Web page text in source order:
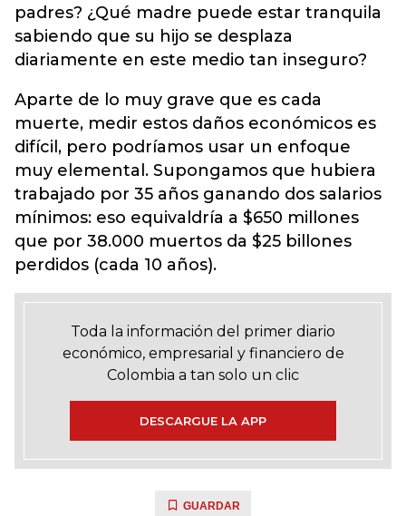
padres? ¿Qué madre puede estar tranquila
sabiendo que su hijo se desplaza
diariamente en este medio tan inseguro?
Aparte de lo muy grave que es cada
muerte, medir estos daños económicos es
difícil, pero podríamos usar un enfoque
muy elemental. Supongamos que hubiera
trabajado por 35 años ganando dos salarios
mínimos: eso equivaldría a $650 millones
que por 38.000 muertos da $25 billones
perdidos (cada 10 años).
Toda la información del primer diario
económico, empresarial y financiero de
Colombia a tan solo un clic
DESCARGUE LA APP
GUARDAR